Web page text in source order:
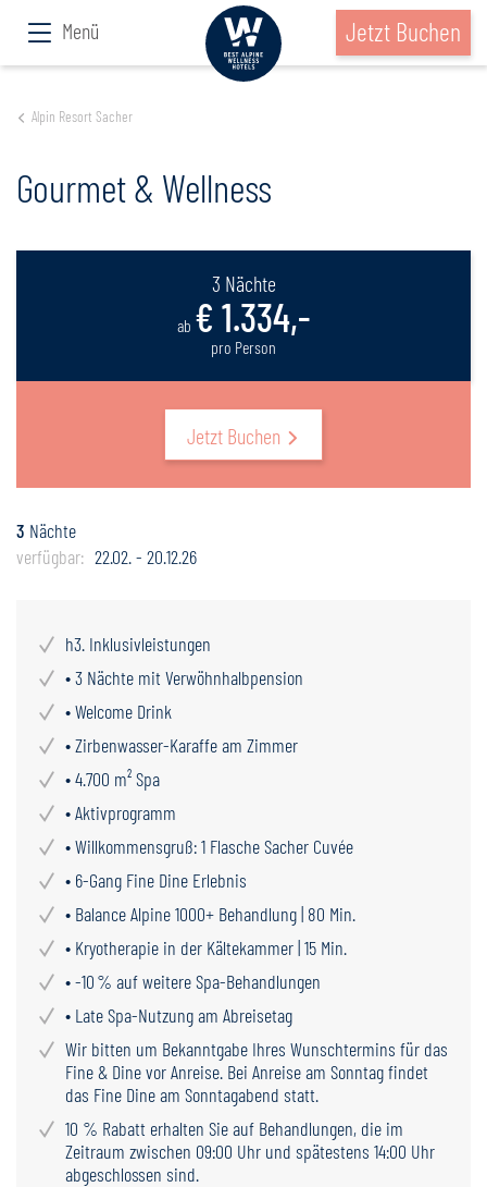
Menü Jetzt Buchen
Alpin Resort Sacher
Gourmet & Wellness
3 Nächte
ab € 1.334,-
pro Person
Jetzt Buchen
3 Nächte
verfügbar: 22.02. - 20.12.26
h3. Inklusivleistungen
• 3 Nächte mit Verwöhnhalbpension
• Welcome Drink
• Zirbenwasser-Karaffe am Zimmer
• 4.700 m² Spa
• Aktivprogramm
• Willkommensgruß: 1 Flasche Sacher Cuvée
• 6-Gang Fine Dine Erlebnis
• Balance Alpine 1000+ Behandlung | 80 Min.
• Kryotherapie in der Kältekammer | 15 Min.
• -10 % auf weitere Spa-Behandlungen
• Late Spa-Nutzung am Abreisetag
Wir bitten um Bekanntgabe Ihres Wunschtermins für das
Fine & Dine vor Anreise. Bei Anreise am Sonntag findet
das Fine Dine am Sonntagabend statt.
10 % Rabatt erhalten Sie auf Behandlungen, die im
Zeitraum zwischen 09:00 Uhr und spätestens 14:00 Uhr
abgeschlossen sind.